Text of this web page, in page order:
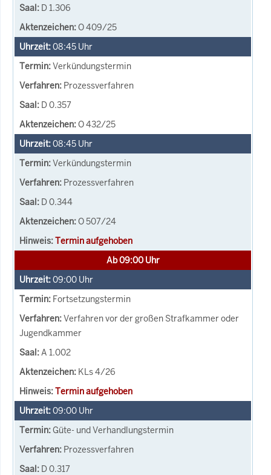
D 1.306
O 409/25
08:45 Uhr
Verkündungstermin
Prozessverfahren
D 0.357
O 432/25
08:45 Uhr
Verkündungstermin
Prozessverfahren
D 0.344
O 507/24
Termin aufgehoben
Ab 09:00 Uhr
09:00 Uhr
Fortsetzungstermin
Verfahren vor der großen Strafkammer oder
Jugendkammer
A 1.002
KLs 4/26
Termin aufgehoben
09:00 Uhr
Güte- und Verhandlungstermin
Prozessverfahren
D 0.317